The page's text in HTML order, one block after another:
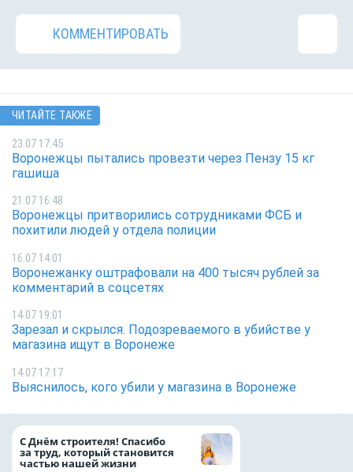
КОММЕНТИРОВАТЬ
ЧИТАЙТЕ ТАКЖЕ
23.07 17:45
Воронежцы пытались провезти через Пензу 15 кг
гашиша
21.07 16:48
Воронежцы притворились сотрудниками ФСБ и
похитили людей у отдела полиции
16.07 14:01
Воронежанку оштрафовали на 400 тысяч рублей за
комментарий в соцсетях
14.07 19:01
Зарезал и скрылся. Подозреваемого в убийстве у
магазина ищут в Воронеже
14.07 17:17
Выяснилось, кого убили у магазина в Воронеже
С Днём строителя! Спасибо
за труд, который становится
частью нашей жизни